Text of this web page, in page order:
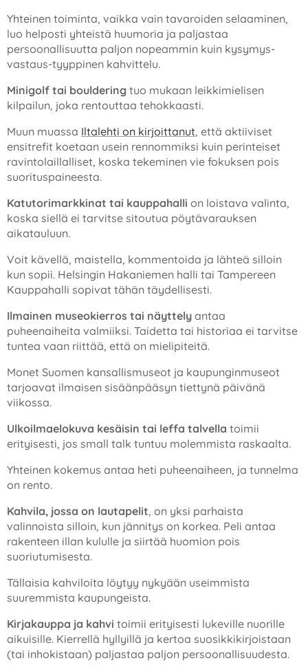
Yhteinen toiminta, vaikka vain tavaroiden selaaminen,
luo helposti yhteistä huumoria ja paljastaa
persoonallisuutta paljon nopeammin kuin kysymys-
vastaus-tyyppinen kahvittelu.
Minigolf tai bouldering tuo mukaan leikkimielisen
kilpailun, joka rentouttaa tehokkaasti.
Muun muassa Iltalehti on kirjoittanut, että aktiiviset
ensitrefit koetaan usein rennommiksi kuin perinteiset
ravintolaillalliset, koska tekeminen vie fokuksen pois
suorituspaineesta.
Katutorimarkkinat tai kauppahalli on loistava valinta,
koska siellä ei tarvitse sitoutua pöytävarauksen
aikatauluun.
Voit kävellä, maistella, kommentoida ja lähteä silloin
kun sopii. Helsingin Hakaniemen halli tai Tampereen
Kauppahalli sopivat tähän täydellisesti.
Ilmainen museokierros tai näyttely antaa
puheenaiheita valmiiksi. Taidetta tai historiaa ei tarvitse
tuntea vaan riittää, että on mielipiteitä.
Monet Suomen kansallismuseot ja kaupunginmuseot
tarjoavat ilmaisen sisäänpääsyn tiettynä päivänä
viikossa.
Ulkoilmaelokuva kesäisin tai leffa talvella toimii
erityisesti, jos small talk tuntuu molemmista raskaalta.
Yhteinen kokemus antaa heti puheenaiheen, ja tunnelma
on rento.
Kahvila, jossa on lautapelit, on yksi parhaista
valinnoista silloin, kun jännitys on korkea. Peli antaa
rakenteen illan kululle ja siirtää huomion pois
suoriutumisesta.
Tällaisia kahviloita löytyy nykyään useimmista
suuremmista kaupungeista.
Kirjakauppa ja kahvi toimii erityisesti lukeville nuorille
aikuisille. Kierrellä hyllyillä ja kertoa suosikkikirjoistaan
(tai inhokistaan) paljastaa paljon persoonallisuudesta.